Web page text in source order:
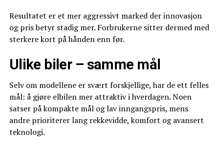
Resultatet er et mer aggressivt marked der innovasjon
og pris betyr stadig mer. Forbrukerne sitter dermed med
sterkere kort på hånden enn før.
Ulike biler – samme mål
Selv om modellene er svært forskjellige, har de ett felles
mål: å gjøre elbilen mer attraktiv i hverdagen. Noen
satser på kompakte mål og lav inngangspris, mens
andre prioriterer lang rekkevidde, komfort og avansert
teknologi.